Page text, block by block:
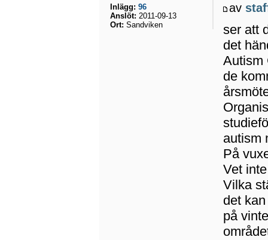
av
ser att
det
Autism
de
autism
På
Vet
Vilka
det
på
Inlägg: 96
Anslöt: 2011-09-13
Ort: Sandviken